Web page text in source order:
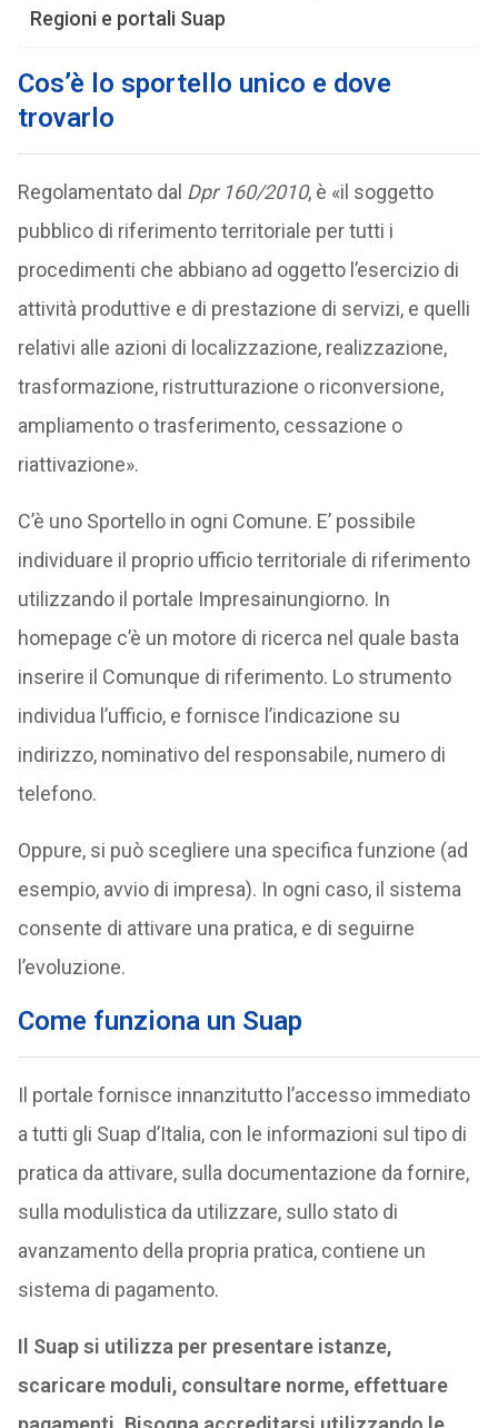
Regioni e portali Suap
Cos’è lo sportello unico e dove
trovarlo
Regolamentato dal Dpr 160/2010, è «il soggetto
pubblico di riferimento territoriale per tutti i
procedimenti che abbiano ad oggetto l’esercizio di
attività produttive e di prestazione di servizi, e quelli
relativi alle azioni di localizzazione, realizzazione,
trasformazione, ristrutturazione o riconversione,
ampliamento o trasferimento, cessazione o
riattivazione».
C’è uno Sportello in ogni Comune. E’ possibile
individuare il proprio ufficio territoriale di riferimento
utilizzando il portale Impresainungiorno. In
homepage c’è un motore di ricerca nel quale basta
inserire il Comunque di riferimento. Lo strumento
individua l’ufficio, e fornisce l’indicazione su
indirizzo, nominativo del responsabile, numero di
telefono.
Oppure, si può scegliere una specifica funzione (ad
esempio, avvio di impresa). In ogni caso, il sistema
consente di attivare una pratica, e di seguirne
l’evoluzione.
Come funziona un Suap
Il portale fornisce innanzitutto l’accesso immediato
a tutti gli Suap d’Italia, con le informazioni sul tipo di
pratica da attivare, sulla documentazione da fornire,
sulla modulistica da utilizzare, sullo stato di
avanzamento della propria pratica, contiene un
sistema di pagamento.
Il Suap si utilizza per presentare istanze,
scaricare moduli, consultare norme, effettuare